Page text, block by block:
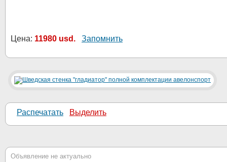
Цена: 11980 usd. Запомнить
Распечатать Выделить
Объявление не актуально